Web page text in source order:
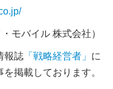
モバイル 株式会社）
報誌 「戦略経営者」 に
掲載しております。